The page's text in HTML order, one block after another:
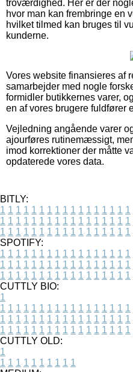
troværdighed. Her er der
hvor man kan frembringe en
hvilket tilmed kan bruges til
kunderne.
Vores website finansieres af
samarbejder med nogle
formidler butikkernes varer,
en af vores brugere fuldfører
Vejledning angående varer
ajourføres rutinemæssigt,
imod korrektioner der måtte
opdaterede vores data.
BITLY:
1 1 1 1 1 1 1 1 1 1 1 1 1 1 1 1 1
1 1 1 1 1 1 1 1 1 1 1 1 1 1 1 1 1
1 1 1 1 1 1 1 1 1 1 1 1 1 1 1 1 1
SPOTIFY:
1 1 1 1 1 1 1 1 1 1 1 1 1 1 1 1 1
1 1 1 1 1 1 1 1 1 1 1 1 1 1 1 1 1
1 1 1 1 1 1 1 1 1 1 1 1 1 1 1 1 1
CUTTLY BIO:
1
1 1 1 1 1 1 1 1 1 1 1 1 1 1 1 1 1
1 1 1 1 1 1 1 1 1 1 1 1 1 1 1 1 1
1 1 1 1 1 1 1 1 1 1 1 1 1 1 1 1 1
CUTTLY OLD:
1
1 1 1 1 1 1 1 1 1 1